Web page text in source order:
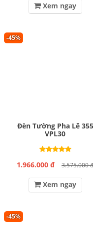
Xem ngay
-45%
Đèn Tường Pha Lê 355
VPL30
1.966.000 đ 3.575.000 đ
Xem ngay
-45%